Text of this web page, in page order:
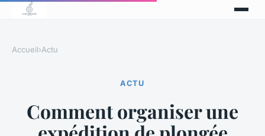
Accueil›Actu
ACTU
Comment organiser une